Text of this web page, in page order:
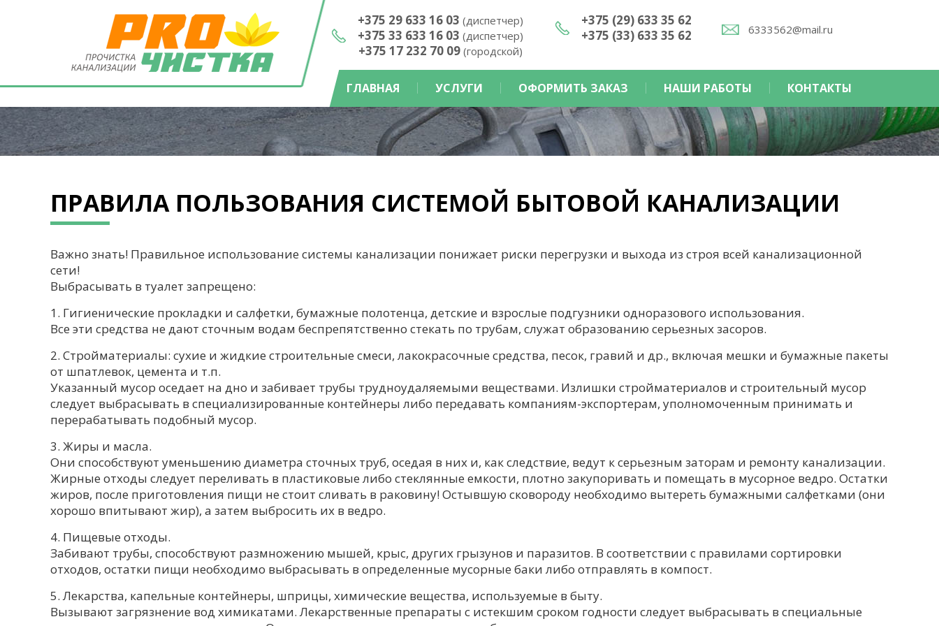
+375 29 633 16 03 (диспетчер)
+375 33 633 16 03 (диспетчер)
+375 17 232 70 09 (городской)
+375 (29) 633 35 62
+375 (33) 633 35 62
6333562@mail.ru
ГЛАВНАЯ УСЛУГИ ОФОРМИТЬ ЗАКАЗ НАШИ РАБОТЫ КОНТАКТЫ
ПРАВИЛА ПОЛЬЗОВАНИЯ СИСТЕМОЙ БЫТОВОЙ КАНАЛИЗАЦИИ
Важно знать! Правильное использование системы канализации понижает риски перегрузки и выхода из строя всей канализационной
сети!
Выбрасывать в туалет запрещено:
1. Гигиенические прокладки и салфетки, бумажные полотенца, детские и взрослые подгузники одноразового использования.
Все эти средства не дают сточным водам беспрепятственно стекать по трубам, служат образованию серьезных засоров.
2. Стройматериалы: сухие и жидкие строительные смеси, лакокрасочные средства, песок, гравий и др., включая мешки и бумажные пакеты
от шпатлевок, цемента и т.п.
Указанный мусор оседает на дно и забивает трубы трудноудаляемыми веществами. Излишки стройматериалов и строительный мусор
следует выбрасывать в специализированные контейнеры либо передавать компаниям-экспортерам, уполномоченным принимать и
перерабатывать подобный мусор.
3. Жиры и масла.
Они способствуют уменьшению диаметра сточных труб, оседая в них и, как следствие, ведут к серьезным заторам и ремонту канализации.
Жирные отходы следует переливать в пластиковые либо стеклянные емкости, плотно закупоривать и помещать в мусорное ведро. Остатки
жиров, после приготовления пищи не стоит сливать в раковину! Остывшую сковороду необходимо вытереть бумажными салфетками (они
хорошо впитывают жир), а затем выбросить их в ведро.
4. Пищевые отходы.
Забивают трубы, способствуют размножению мышей, крыс, других грызунов и паразитов. В соответствии с правилами сортировки
отходов, остатки пищи необходимо выбрасывать в определенные мусорные баки либо отправлять в компост.
5. Лекарства, капельные контейнеры, шприцы, химические вещества, используемые в быту.
Вызывают загрязнение вод химикатами. Лекарственные препараты с истекшим сроком годности следует выбрасывать в специальные